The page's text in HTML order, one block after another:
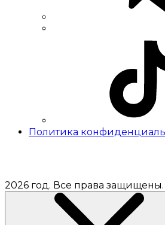
Политика
2026 год. Все права защищены.